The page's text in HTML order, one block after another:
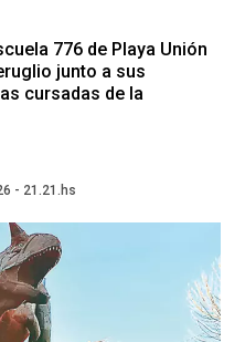
776 de Playa Unión
junto a sus
cursadas de la
- 21.21.hs